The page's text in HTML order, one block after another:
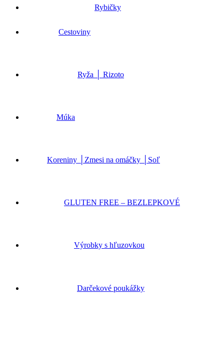
Rybičky
Cestoviny
Ryža │ Rizoto
Múka
Koreniny │Zmesi na omáčky │Soľ
GLUTEN FREE – BEZLEPKOVÉ
Výrobky s hľuzovkou
Darčekové poukážky